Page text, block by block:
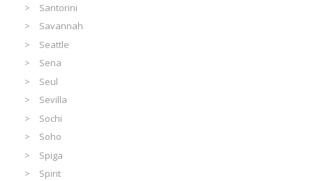
Santorini
Savannah
Seattle
Sena
Seul
Sevilla
Sochi
Soho
Spiga
Spirit